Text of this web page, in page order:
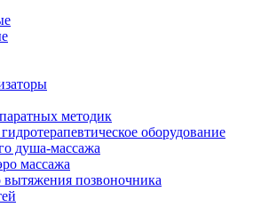
методик
оборудование
душа-массажа
массажа
позвоночника